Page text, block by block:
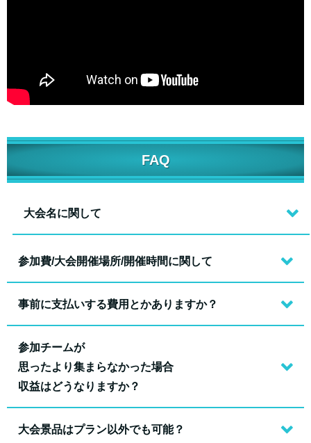
FAQ
大会名に関して
参加費/大会開催場所/開催時間に関して
事前に支払いする費用とかありますか？
参加チームが
思ったより集まらなかった場合
収益はどうなりますか？
大会景品はプラン以外でも可能？